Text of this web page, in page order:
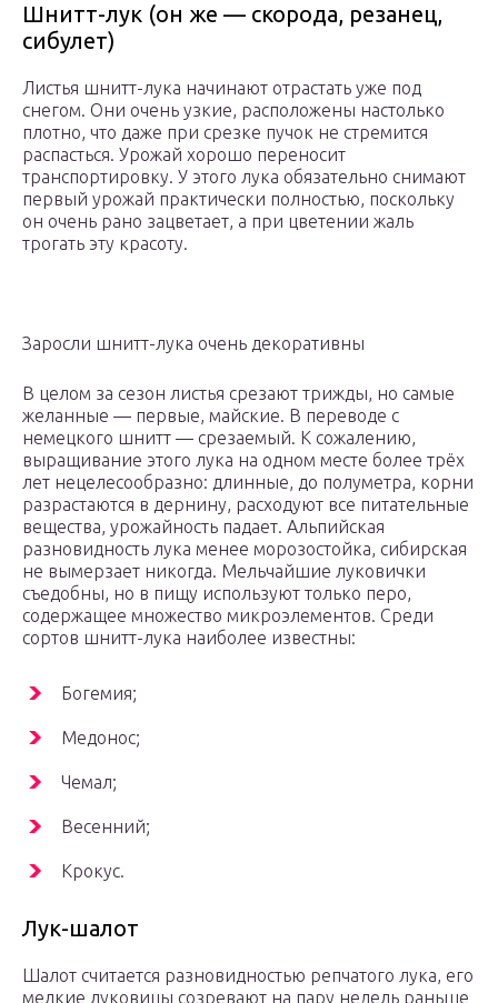
Шнитт-лук (он же — скорода, резанец,
сибулет)
Листья шнитт-лука начинают отрастать уже под
снегом. Они очень узкие, расположены настолько
плотно, что даже при срезке пучок не стремится
распасться. Урожай хорошо переносит
транспортировку. У этого лука обязательно снимают
первый урожай практически полностью, поскольку
он очень рано зацветает, а при цветении жаль
трогать эту красоту.
Заросли шнитт-лука очень декоративны
В целом за сезон листья срезают трижды, но самые
желанные — первые, майские. В переводе с
немецкого шнитт — срезаемый. К сожалению,
выращивание этого лука на одном месте более трёх
лет нецелесообразно: длинные, до полуметра, корни
разрастаются в дернину, расходуют все питательные
вещества, урожайность падает. Альпийская
разновидность лука менее морозостойка, сибирская
не вымерзает никогда. Мельчайшие луковички
съедобны, но в пищу используют только перо,
содержащее множество микроэлементов. Среди
сортов шнитт-лука наиболее известны:
Богемия;
Медонос;
Чемал;
Весенний;
Крокус.
Лук-шалот
Шалот считается разновидностью репчатого лука, его
мелкие луковицы созревают на пару недель раньше